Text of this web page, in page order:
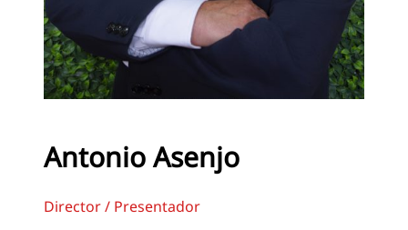
Antonio Asenjo
Director / Presentador